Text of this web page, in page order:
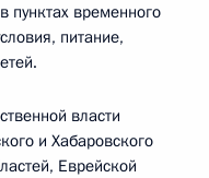
пунктах временного
питание,
власти
и Хабаровского
Еврейской